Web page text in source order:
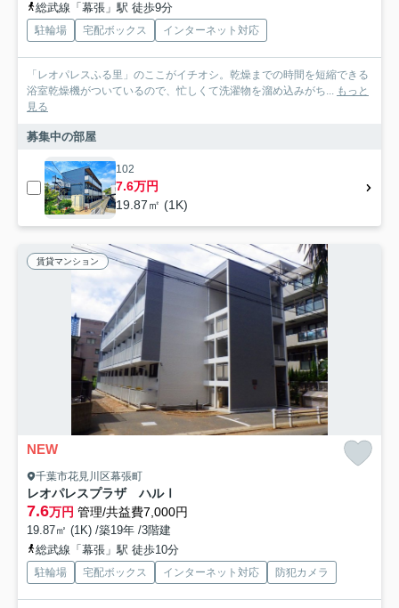
総武線「幕張」駅 徒歩9分
駐輪場 宅配ボックス インターネット対応
「レオパレスふる里」のここがイチオシ。乾燥までの時間を短縮できる
浴室乾燥機がついているので、忙しくて洗濯物を溜め込みがち... もっと
見る
募集中の部屋
102
7.6万円
19.87㎡ (1K)
賃貸マンション
NEW
千葉市花見川区幕張町
レオパレスプラザ ハルⅠ
7.6万円 管理/共益費7,000円
19.87㎡ (1K) /築19年 /3階建
総武線「幕張」駅 徒歩10分
駐輪場 宅配ボックス インターネット対応 防犯カメラ